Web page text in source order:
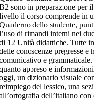
B2 sono in preparazione per
livello il corso comprende in
Quaderno dello studente,
l’uso di rimandi interni nei
di 12 Unità didattiche. Tutte
delle conoscenze pregresse
comunicativo e
quanto appreso e
oggi, un dizionario visuale
reimpiego del lessico, una
all’ortografia dell’italiano